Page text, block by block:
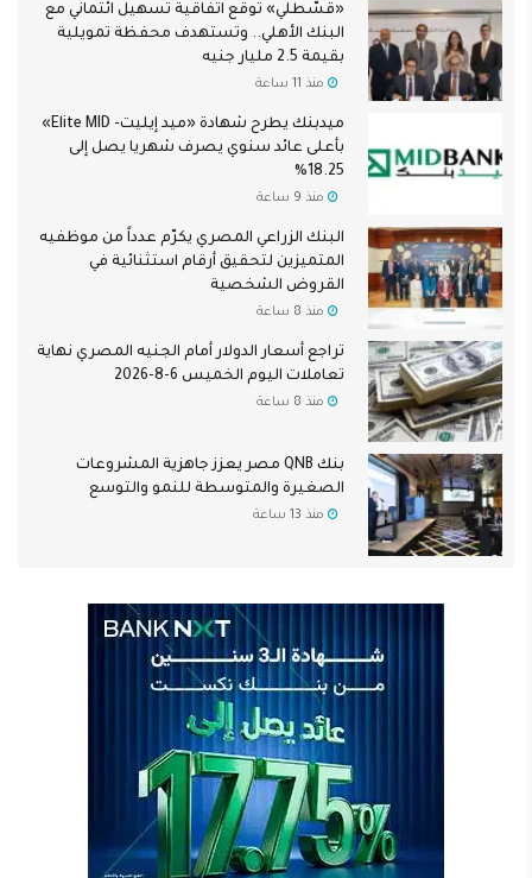
«قسّطلي» توقع اتفاقية تسهيل ائتماني مع
البنك الأهلي.. وتستهدف محفظة تمويلية
بقيمة 2.5 مليار جنيه
منذ 11 ساعة
ميدبنك يطرح شهادة «ميد إيليت- Elite MID»
بأعلى عائد سنوي يصرف شهريا يصل إلى
18.25%
منذ 9 ساعة
البنك الزراعي المصري يكرّم عدداً من موظفيه
المتميزين لتحقيق أرقام استثنائية في
القروض الشخصية
منذ 8 ساعة
تراجع أسعار الدولار أمام الجنيه المصري نهاية
تعاملات اليوم الخميس 6-8-2026
منذ 8 ساعة
بنك QNB مصر يعزز جاهزية المشروعات
الصغيرة والمتوسطة للنمو والتوسع
منذ 13 ساعة